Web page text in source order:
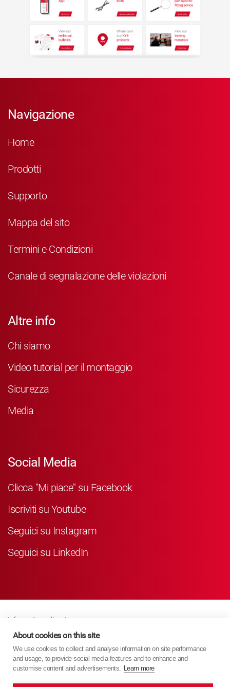
Navigazione
Home
Prodotti
Supporto
Mappa del sito
Termini e Condizioni
Canale di segnalazione delle violazioni
Altre info
Chi siamo
Video tutorial per il montaggio
Sicurezza
Media
Social Media
Clicca "Mi piace" su Facebook
Iscriviti su Youtube
Seguici su Instagram
Seguici su LinkedIn
Informativa sulla privacy
Business Partner Privacy
Politica Sui Cookie
Modern Slavery Act Policy
About cookies on this site
We use cookies to collect and analyse information on site performance
and usage, to provide social media features and to enhance and
customise content and advertisements. Learn more